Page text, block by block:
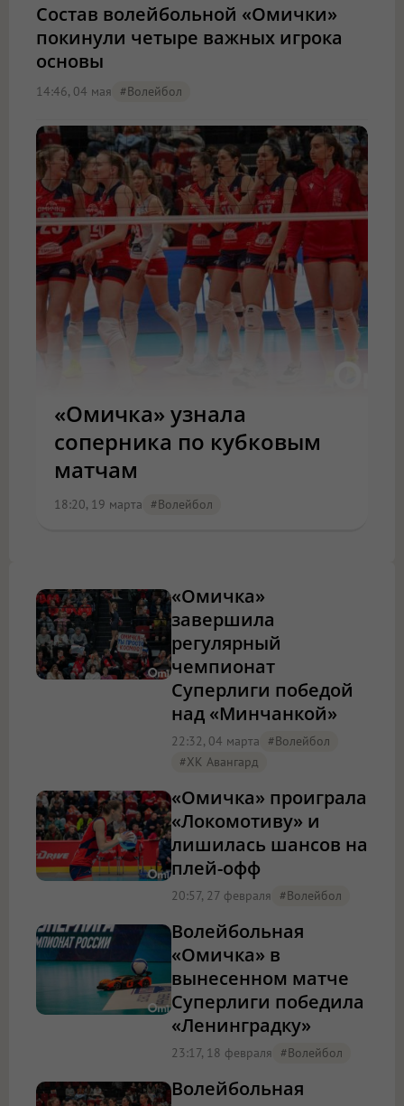
Состав волейбольной «Омички»
покинули четыре важных игрока
основы
14:46, 04 мая #волейбол
«Омичка» узнала
соперника по кубковым
матчам
18:20, 19 марта #волейбол
«Омичка»
завершила
регулярный
чемпионат
Суперлиги победой
над «Минчанкой»
22:32, 04 марта #волейбол
#ХК Авангард
«Омичка» проиграла
«Локомотиву» и
лишилась шансов на
плей-офф
20:57, 27 февраля #волейбол
Волейбольная
«Омичка» в
вынесенном матче
Суперлиги победила
«Ленинградку»
23:17, 18 февраля #волейбол
Волейбольная